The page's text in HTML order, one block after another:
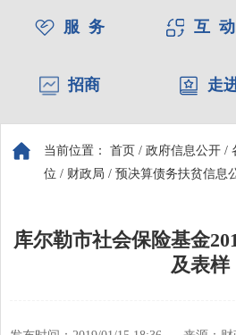
服 务 互 动
招商 走
当前位置： 首页 / 政府信息公开 /
位 / 财政局 / 预决算债务扶贫信息
库尔勒市社会保险基金
及表样